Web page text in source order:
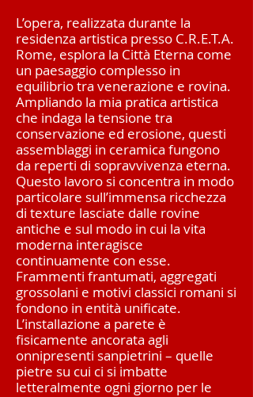
L’opera, realizzata durante la
residenza artistica presso C.R.E.T.A.
Rome, esplora la Città Eterna come
un paesaggio complesso in
equilibrio tra venerazione e rovina.
Ampliando la mia pratica artistica
che indaga la tensione tra
conservazione ed erosione, questi
assemblaggi in ceramica fungono
da reperti di sopravvivenza eterna.
Questo lavoro si concentra in modo
particolare sull’immensa ricchezza
di texture lasciate dalle rovine
antiche e sul modo in cui la vita
moderna interagisce
continuamente con esse.
Frammenti frantumati, aggregati
grossolani e motivi classici romani si
fondono in entità unificate.
L’installazione a parete è
fisicamente ancorata agli
onnipresenti sanpietrini – quelle
pietre su cui ci si imbatte
letteralmente ogni giorno per le